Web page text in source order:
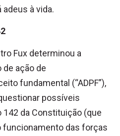
adeus à vida.
Fux determinou a
de ação de
fundamental (“ADPF”),
possíveis
142 da Constituição (que
funcionamento das forças